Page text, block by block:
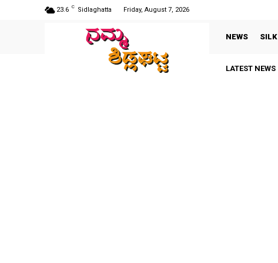
23.6 C Sidlaghatta Friday, August 7, 2026
NEWS SILK
LATEST NEWS